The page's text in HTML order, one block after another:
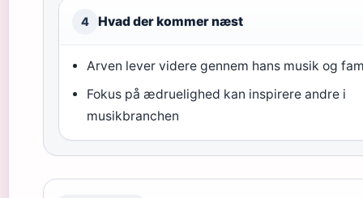
4 Hvad der kommer næst
Arven lever videre gennem hans musik og
Fokus på ædruelighed kan inspirere andre i
musikbranchen